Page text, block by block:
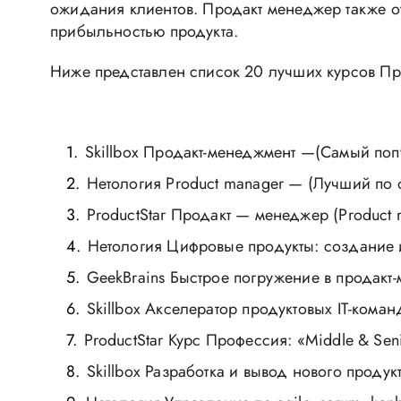
ожидания клиентов. Продакт менеджер также
прибыльностью продукта.
Ниже представлен список 20 лучших курсов
Skillbox Продакт-менеджмент —(Самый
Нетология Product manager — (Лучший по
ProductStar Продакт — менеджер
Нетология Цифровые продукты:
GeekBrains Быстрое погружение в
Skillbox Акселератор продуктовых IT-
ProductStar Курс Профессия: «Middle &
Skillbox Разработка и вывод нового